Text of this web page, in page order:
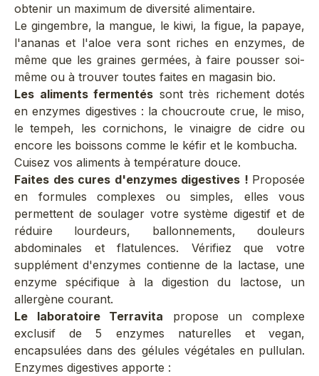
obtenir un maximum de diversité alimentaire.
Le gingembre, la mangue, le kiwi, la figue, la papaye,
l'ananas et l'aloe verasont riches en enzymes, de
même que les graines germées, à faire pousser soi-
même ou à trouver toutes faites en magasin bio.
Les aliments fermentés sont très richement dotés
en enzymes digestives : la choucroute crue, le miso,
le tempeh, les cornichons, le vinaigre de cidre ou
encore les boissons comme le kéfir et le kombucha.
Cuisez vos aliments à température douce.
Faites des cures d'enzymes digestives ! Proposée
en formules complexes ou simples, elles vous
permettent de soulager votre système digestif et de
réduire lourdeurs, ballonnements, douleurs
abdominales et flatulences. Vérifiez que votre
supplément d'enzymes contienne de la lactase, une
enzyme spécifique à ladigestion du lactose, un
allergène courant.
Le laboratoire Terravita propose un complexe
exclusif de 5 enzymes naturelles et vegan,
encapsulées dans des gélules végétales en pullulan.
Enzymes digestives apporte :